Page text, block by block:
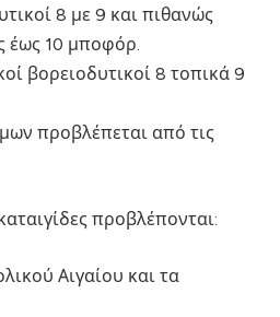
8 με 9 και πιθανώς
έως 10 μποφόρ.
βορειοδυτικοί 8 τοπικά 9
προβλέπεται από τις
προβλέπονται:
Αιγαίου και τα